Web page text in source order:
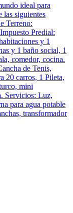
ideal para
las siguientes
Terreno:
Predial:
y 1
y 1 baño social, 1
comedor, cocina.
de Tenis,
20 carros, 1 Pileta,
mini
Servicios: Luz,
para agua potable
transformador